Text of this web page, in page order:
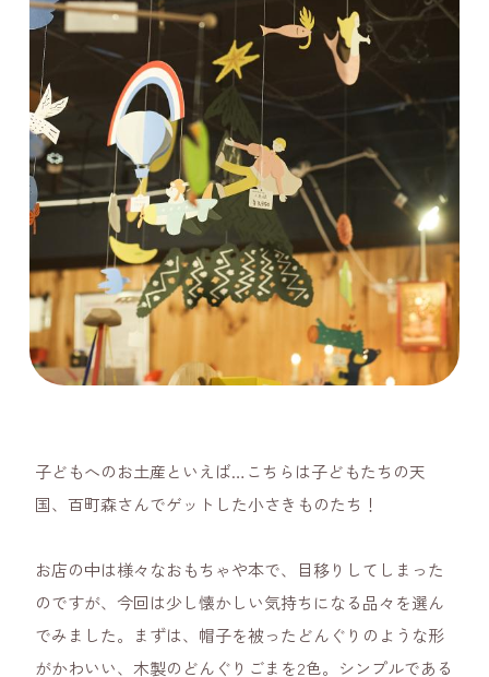
子どもへのお土産といえば…こちらは子どもたちの天
国、百町森さんでゲットした小さきものたち！
お店の中は様々なおもちゃや本で、目移りしてしまった
のですが、今回は少し懐かしい気持ちになる品々を選ん
でみました。まずは、帽子を被ったどんぐりのような形
がかわいい、木製のどんぐりごまを2色。シンプルである